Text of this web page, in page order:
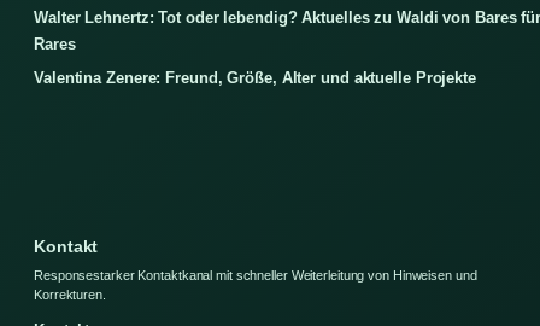
Walter Lehnertz: Tot oder lebendig? Aktuelles zu Waldi von Bares
Rares
Valentina Zenere: Freund, Größe, Alter und aktuelle Projekte
Kontakt
Responsestarker Kontaktkanal mit schneller Weiterleitung von Hinweisen und
Korrekturen.